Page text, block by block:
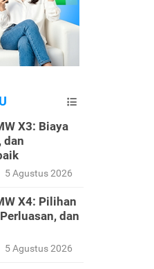
X3: Biaya
dan
5 Agustus 2026
X4: Pilihan
dan
5 Agustus 2026